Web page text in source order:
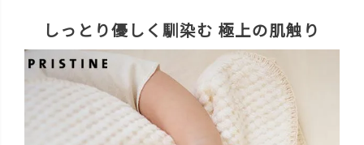
しっとり優しく馴染む 極上の肌触り